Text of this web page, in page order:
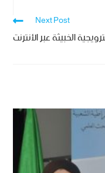
Next Post
الخبيثة عبر الأنترنت